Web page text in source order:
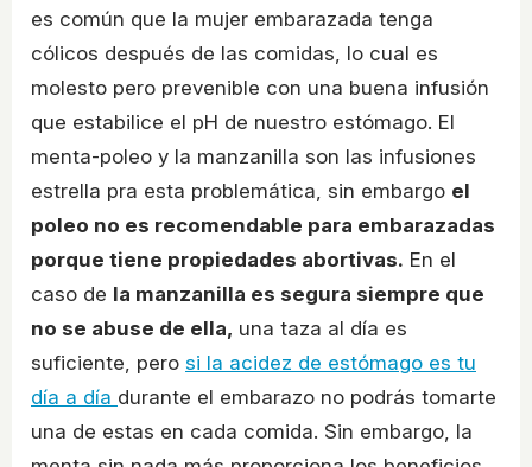
es común que la mujer embarazada tenga
cólicos después de las comidas, lo cual es
molesto pero prevenible con una buena infusión
que estabilice el pH de nuestro estómago. El
menta-poleo y la manzanilla son las infusiones
estrella pra esta problemática, sin embargo el
poleo no es recomendable para embarazadas
porque tiene propiedades abortivas. En el
caso de la manzanilla es segura siempre que
no se abuse de ella, una taza al día es
suficiente, pero si la acidez de estómago es tu
día a día durante el embarazo no podrás tomarte
una de estas en cada comida. Sin embargo, la